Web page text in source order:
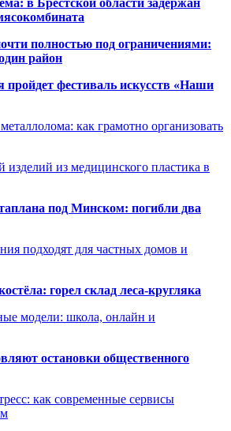
полностью под ограничениями:
район
пройдет фестиваль искусств «Наши
как грамотно организовать
изделий из медицинского пластика в
под Минском: погибли два
подходят для частных домов и
горел склад леса-кругляка
модели: школа, онлайн и
остановки общественного
как современные сервисы